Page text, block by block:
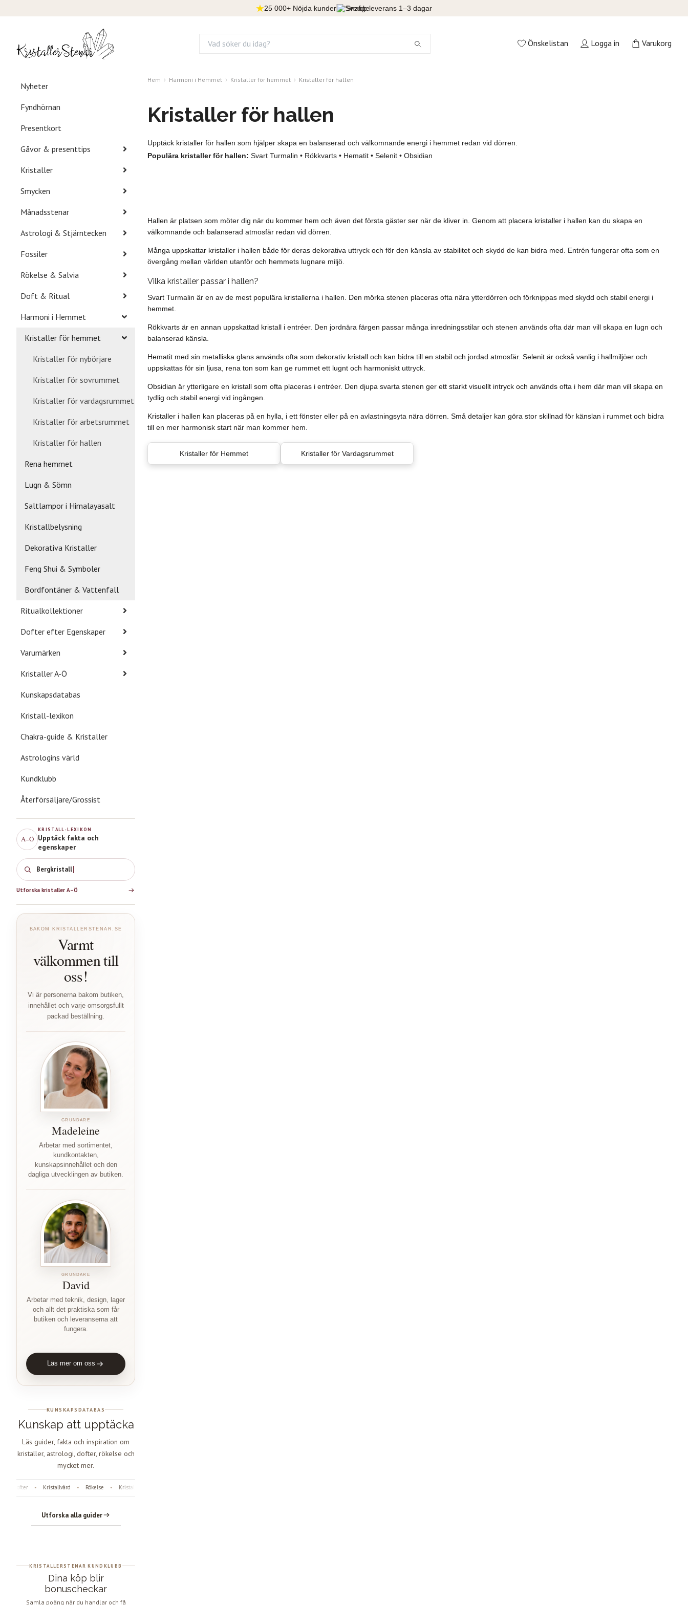
25 000+ Nöjda kunder Snabb leverans 1–3 dagar
Önskelistan Logga in Varukorg
Nyheter
Fyndhörnan
Presentkort
Gåvor & presenttips
Kristaller
Smycken
Månadsstenar
Astrologi & Stjärntecken
Fossiler
Rökelse & Salvia
Doft & Ritual
Harmoni i Hemmet
Kristaller för hemmet
Kristaller för nybörjare
Kristaller för sovrummet
Kristaller för vardagsrummet
Kristaller för arbetsrummet
Kristaller för hallen
Rena hemmet
Lugn & Sömn
Saltlampor i Himalayasalt
Kristallbelysning
Dekorativa Kristaller
Feng Shui & Symboler
Bordfontäner & Vattenfall
Ritualkollektioner
Dofter efter Egenskaper
Varumärken
Kristaller A-Ö
Kunskapsdatabas
Kristall-lexikon
Chakra-guide & Kristaller
Astrologins värld
Kundklubb
Återförsäljare/Grossist
A–Ö
KRISTALL-LEXIKON
Upptäck fakta och
egenskaper
Bergkristall
Utforska kristaller A–Ö
BAKOM KRISTALLERSTENAR.SE
Varmt
välkommen till
oss!
Vi är personerna bakom butiken,
innehållet och varje omsorgsfullt
packad beställning.
GRUNDARE
Madeleine
Arbetar med sortimentet,
kundkontakten,
kunskapsinnehållet och den
dagliga utvecklingen av butiken.
GRUNDARE
David
Arbetar med teknik, design, lager
och allt det praktiska som får
butiken och leveranserna att
fungera.
Läs mer om oss
KUNSKAPSDATABAS
Kunskap att upptäcka
Läs guider, fakta och inspiration om
kristaller, astrologi, dofter, rökelse och
mycket mer.
• Kristallvård • Rökelse • Kristaller
Utforska alla guider
KRISTALLERSTENAR KUNDKLUBB
Dina köp blir
bonuscheckar
Samla poäng när du handlar och få
Hem Harmoni i Hemmet Kristaller för hemmet Kristaller för hallen
Kristaller för hallen
Upptäck kristaller för hallen som hjälper skapa en balanserad och välkomnande energi i hemmet redan vid dörren.
Populära kristaller för hallen: Svart Turmalin • Rökkvarts • Hematit • Selenit • Obsidian
Hallen är platsen som möter dig när du kommer hem och även det första gäster ser när de kliver in. Genom att placera kristaller i hallen kan du skapa en
välkomnande och balanserad atmosfär redan vid dörren.
Många uppskattar kristaller i hallen både för deras dekorativa uttryck och för den känsla av stabilitet och skydd de kan bidra med. Entrén fungerar ofta som en
övergång mellan världen utanför och hemmets lugnare miljö.
Vilka kristaller passar i hallen?
Svart Turmalin är en av de mest populära kristallerna i hallen. Den mörka stenen placeras ofta nära ytterdörren och förknippas med skydd och stabil energi i
hemmet.
Rökkvarts är en annan uppskattad kristall i entréer. Den jordnära färgen passar många inredningsstilar och stenen används ofta där man vill skapa en lugn och
balanserad känsla.
Hematit med sin metalliska glans används ofta som dekorativ kristall och kan bidra till en stabil och jordad atmosfär. Selenit är också vanlig i hallmiljöer och
uppskattas för sin ljusa, rena ton som kan ge rummet ett lugnt och harmoniskt uttryck.
Obsidian är ytterligare en kristall som ofta placeras i entréer. Den djupa svarta stenen ger ett starkt visuellt intryck och används ofta i hem där man vill skapa en
tydlig och stabil energi vid ingången.
Kristaller i hallen kan placeras på en hylla, i ett fönster eller på en avlastningsyta nära dörren. Små detaljer kan göra stor skillnad för känslan i rummet och bidra
till en mer harmonisk start när man kommer hem.
Kristaller för Hemmet Kristaller för Vardagsrummet